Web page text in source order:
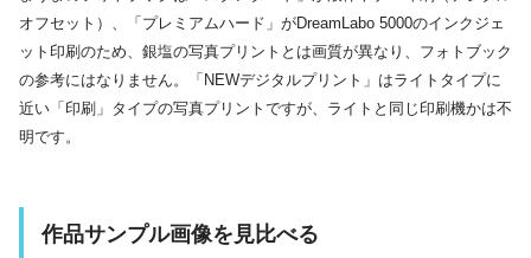
オフセット）、「プレミアムハード」がDreamLabo 5000のインクジェ
ット印刷のため、銀塩の写真プリントとは画質が異なり、フォトブック
の参考にはなりません。「NEWデジタルプリント」はライトタイプに
近い「印刷」タイプの写真プリントですが、ライトと同じ印刷機かは不
明です。
作品サンプル画像を見比べる